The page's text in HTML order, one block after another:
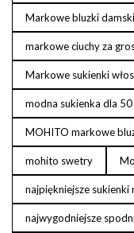
Markowe bluzki
markowe ciuchy za
Markowe sukienki
modna sukienka dla
MOHITO markowe
mohito swetry
najpiękniejsze sukienki
najwygodniejsze